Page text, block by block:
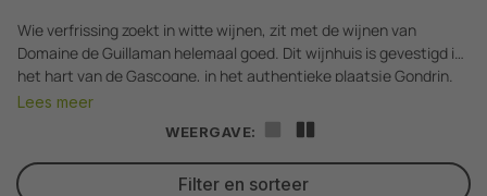
Wie verfrissing zoekt in witte wijnen, zit met de wijnen van
Domaine de Guillaman helemaal goed. Dit wijnhuis is gevestigd in
het hart van de Gascogne, in het authentieke plaatsje Gondrin.
Vanaf hier heeft Guillaman heel Europa weten de veroveren met
hun ontzettende dorstlessende witte wijnen. Opvallend is tevens
het enorm aromatische karakter wat de wijnmaker van Guillaman
in haar vriendelijk geprijsde wijnen weet te brengen.
Lees meer
WEERGAVE:
Filter en sorteer